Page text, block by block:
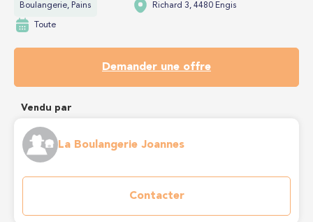
Boulangerie, Pains Richard 3, 4480 Engis
Toute
Demander une offre
Vendu par
La Boulangerie Joannes
Contacter